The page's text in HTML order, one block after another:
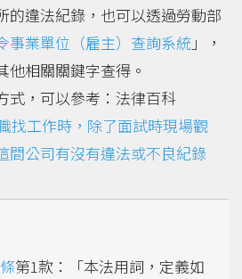
的違法紀錄，也可以透過勞動部
事業單位（雇主）查詢系統 」，
他相關關鍵字查得。
式，可以參考：法律百科
找工作時，除了面試時現場觀
間公司有沒有違法或不良紀錄
第1款：「本法用詞，定義如